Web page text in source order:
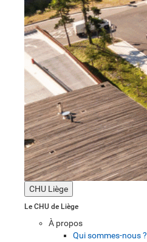
CHU Liège
Le CHU de Liège
À propos
Qui sommes-nous ?